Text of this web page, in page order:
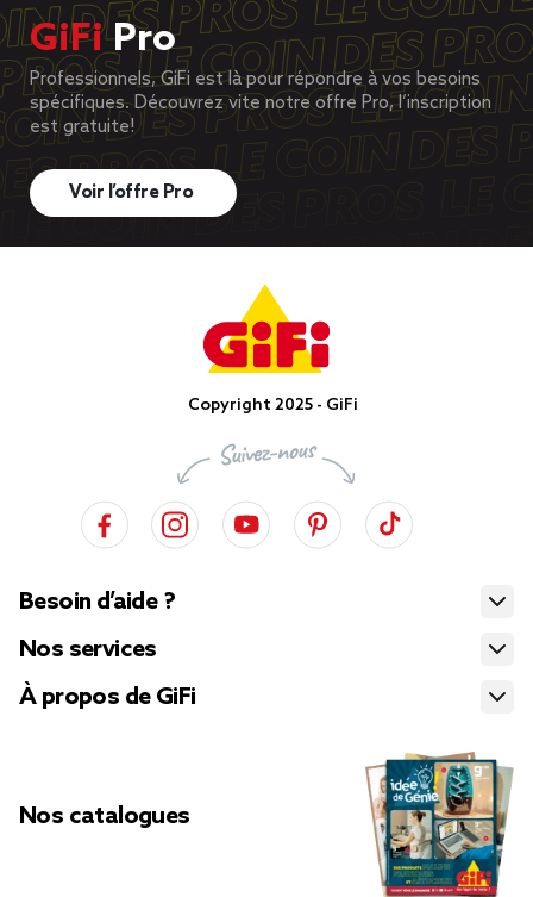
GiFiPro
Professionnels, GiFi est là pour répondre à vos besoins
spécifiques. Découvrez vite notre offre Pro, l’inscription
est gratuite!
Voir l’offre Pro
Copyright 2025 - GiFi
Besoin d’aide ?
Nos services
À propos de GiFi
Nos catalogues